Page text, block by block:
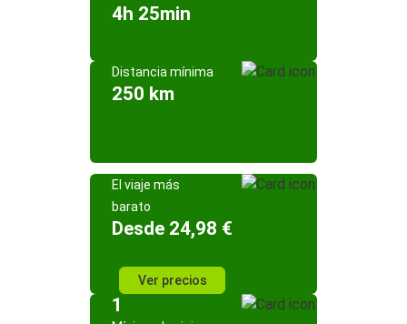
4h 25min
Distancia mínima
250 km
El viaje más
barato
Desde 24,98 €
Ver precios
1